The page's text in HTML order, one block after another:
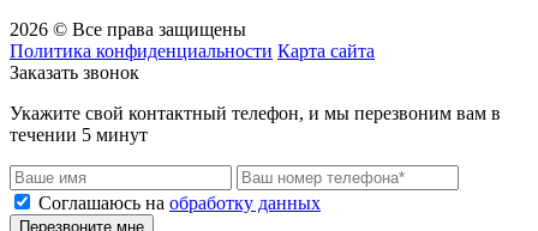
2026 © Все права защищены
Политика конфиденциальности Карта сайта
Заказать звонок
Укажите свой контактный телефон, и мы перезвоним вам в
течении 5 минут
Соглашаюсь на обработку данных
Перезвоните мне